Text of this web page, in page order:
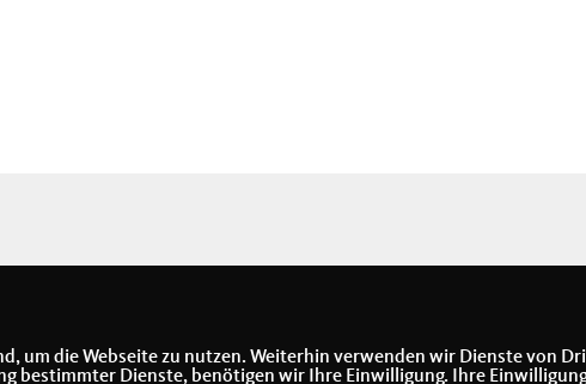
um die Webseite zu nutzen. Weiterhin verwenden wir Dienste von
bestimmter Dienste, benötigen wir Ihre Einwilligung. Ihre